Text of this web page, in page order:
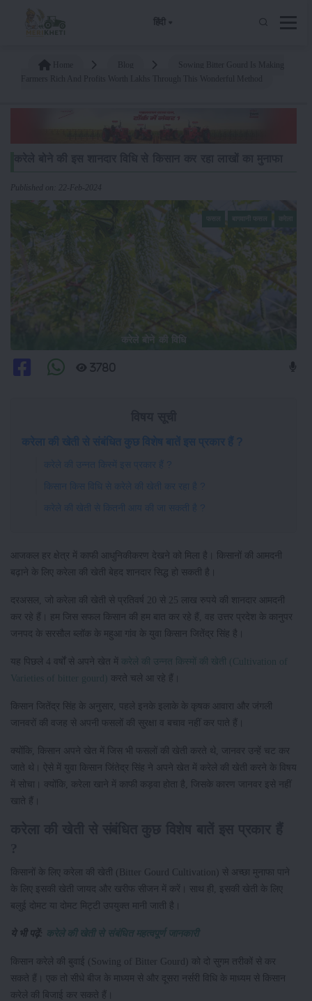
हिंदी
Published on: 22-Feb-2024
3780
करेला की खेती से संबंधित कुछ विशेष बातें इस प्रकार हैं ?
करेले की उन्नत किस्में इस प्रकार हैं ?
किसान किस विधि से करेले की खेती कर रहा है ?
करेले की खेती से कितनी आय की जा सकती है ?
आजकल हर क्षेत्र में काफी आधुनिकीकरण देखने को मिला है। किसानों की आमदनी
बढ़ाने के लिए करेला की खेती बेहद शानदार सिद्ध हो सकती है।
दरअसल, जो करेला की खेती से प्रतिवर्ष 20 से 25 लाख रुपये की शानदार आमदनी
कर रहे हैं। हम जिस सफल किसान की हम बात कर रहे हैं, वह उत्तर प्रदेश के कानुपर
जनपद के सरसौल ब्लॉक के महुआ गांव के युवा किसान जितेंद्र सिंह है।
यह पिछले 4 वर्षों से अपने खेत में
करेले की उन्नत किस्मों की खेती (Cultivation of
Varieties of bitter gourd) करते चले आ रहे हैं।
किसान जितेंद्र सिंह के अनुसार, पहले इनके इलाके के कृषक आवारा और जंगली
जानवरों की वजह से अपनी फसलों की सुरक्षा व बचाव नहीं कर पाते हैं।
क्योंकि, किसान अपने खेत में जिस भी फसलों की खेती करते थे, जानवर उन्हें चट कर
जाते थे। ऐसे में युवा किसान जिंतेद्र सिंह ने अपने खेत में करेले की खेती करने के विषय
में सोचा। क्योंकि, करेला खाने में काफी कड़वा होता है, जिसके कारण जानवर इसे नहीं
खाते हैं।
किसानों के लिए करेला की खेती (Bitter Gourd Cultivation) से अच्छा मुनाफा पाने
के लिए इसकी खेती जायद और खरीफ सीजन में करें। साथ ही, इसकी खेती के लिए
बलुई दोमट या दोमट मिट्टी उपयुक्त मानी जाती है।
ये भी पढ़ें: करेले की खेती से संबंधित महत्वपूर्ण जानकारी
किसान करेले की बुवाई (Sowing of Bitter Gourd) को दो सुगम तरीकों से कर
सकते हैं। एक तो सीधे बीज के माध्यम से और दूसरा नर्सरी विधि के माध्यम से किसान
करेले की बिजाई कर सकते हैं।